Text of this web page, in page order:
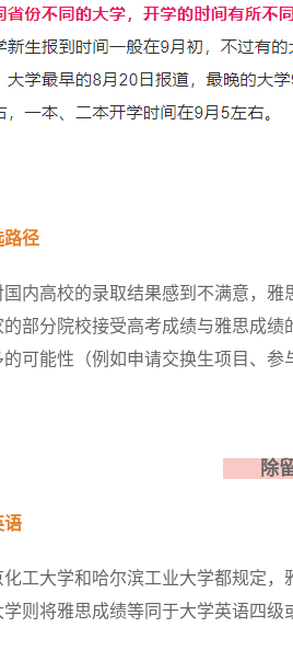
路径
高校的录取结果感到不满意，雅
的部分院校接受高考成绩与雅思
的可能性（例如申请交换生项目、
除留
语
大学和哈尔滨工业大学都规定，
则将雅思成绩等同于大学英语四级